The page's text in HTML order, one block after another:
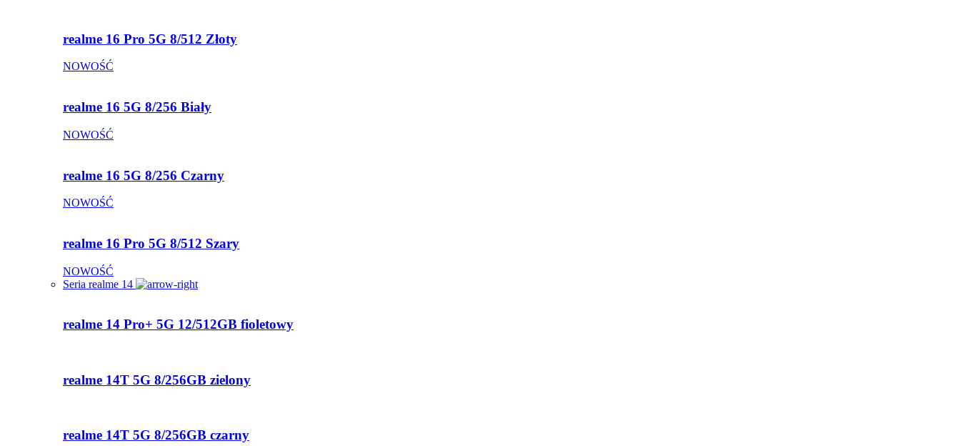
realme 16 Pro 5G 8/512 Złoty
NOWOŚĆ
realme 16 5G 8/256 Biały
NOWOŚĆ
realme 16 5G 8/256 Czarny
NOWOŚĆ
realme 16 Pro 5G 8/512 Szary
NOWOŚĆ
Seria realme 14
realme 14 Pro+ 5G 12/512GB fioletowy
realme 14T 5G 8/256GB zielony
realme 14T 5G 8/256GB czarny